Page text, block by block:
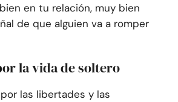
en tu relación, muy bien
de que alguien va a romper
la vida de soltero
las libertades y las